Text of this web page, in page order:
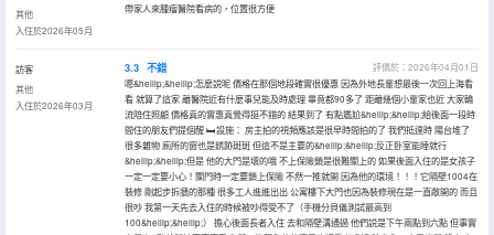
其他
入住於2026年05月
帶家人來腫瘤醫院看病的，位置很方便
訪客
其他
入住於2026年03月
3.3 不錯
評價於：2026年04月01日
嗯&hellip;&hellip;怎麼説呢 價格在那個地段確實很優惠 因為外地長輩想最後一次回上海看
看 就算了這家 離醫院近有什麼事兒能及時處理 畢竟都90多了 距離幾個小輩家也近 大家輪
流陪住照顧 價格真的實惠真覺得挺不錯的 結果到了 有點尷尬&hellip;&hellip;給後面一段時
間住的朋友們提個醒 🛏設施： 房主拍的視頻應該是很早時間拍的了 我們抵達時 陽台堆了
很多雜物 廁所的窗也是銹跡斑斑 但這不是主要的&hellip;&hellip;反正卧室能睡就行
&hellip;&hellip;但是 他的大門是壞的哦 不上保險鎖是很難關上的 如果後面入住的是女孩子
一定一定要小心！關門時一定要鎖上保險 不然一推就開 因為他的環境！！！它隔壁1004在
裝修 剛起步拆牆的那種 很多工人進進出出 公寓樓下大門也因為裝修現在是一直敞開的 而且
很吵 我第一天先去入住的時候被吵得受不了（手機分貝儀測試最高到
100&hellip;&hellip;） 擔心後面長者入住 去和隔壁溝通過 他們説是下午兩點到六點 但事實